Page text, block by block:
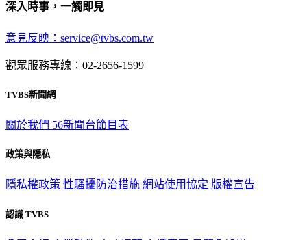
深入時事，一觸即見
意見反映：service@tvbs.com.tw
觀眾服務專線：02-2656-1599
TVBS新聞網
關於我們 56新聞台節目表
政策與隱私
隱私權政策 性騷擾防治措施 網站使用協定 版權宣告
認識 TVBS